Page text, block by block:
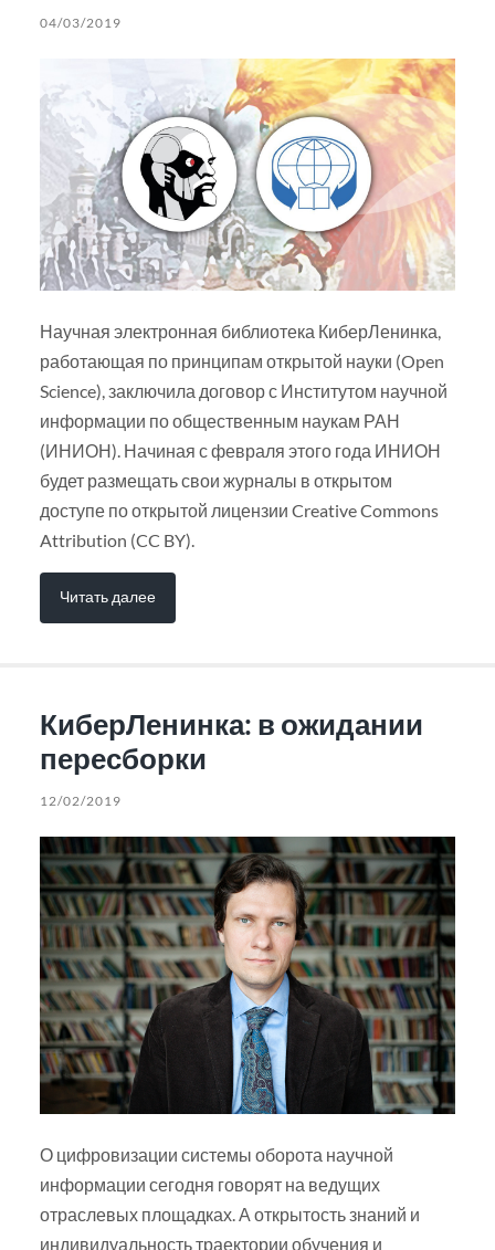
04/03/2019
Научная электронная библиотека КиберЛенинка,
работающая по принципам открытой науки (Open
Science), заключила договор с Институтом научной
информации по общественным наукам РАН
(ИНИОН). Начиная с февраля этого года ИНИОН
будет размещать свои журналы в открытом
доступе по открытой лицензии Creative Commons
Attribution (CC BY).
Читать далее
КиберЛенинка: в ожидании
пересборки
12/02/2019
О цифровизации системы оборота научной
информации сегодня говорят на ведущих
отраслевых площадках. А открытость знаний и
индивидуальность траектории обучения и